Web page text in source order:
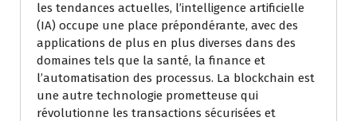
les tendances actuelles, l’intelligence artificielle
(IA) occupe une place prépondérante, avec des
applications de plus en plus diverses dans des
domaines tels que la santé, la finance et
l’automatisation des processus. La blockchain est
une autre technologie prometteuse qui
révolutionne les transactions sécurisées et